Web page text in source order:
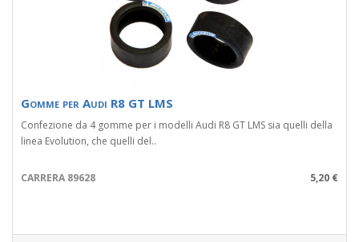
Gomme per Audi R8 GT LMS
Confezione da 4 gomme per i modelli Audi R8 GT LMS sia quelli della
linea Evolution, che quelli del..
CARRERA 89628 5,20 €